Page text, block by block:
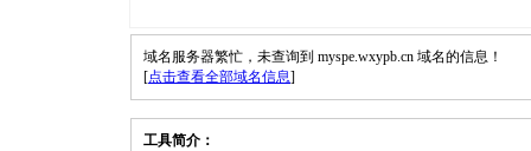
域名服务器繁忙，未查询到 myspe.wxypb.cn 域名的信息！
[点击查看全部域名信息]
工具简介：